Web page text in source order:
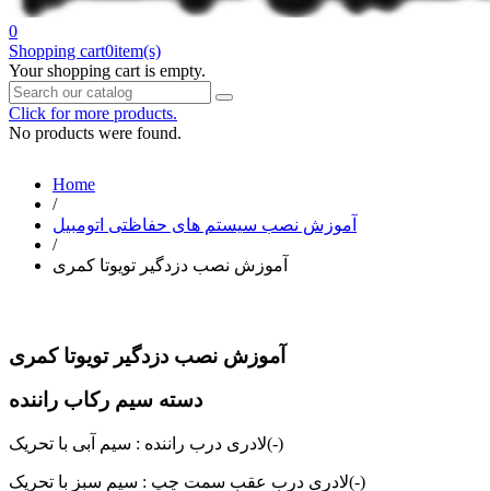
0
Shopping cart0item(s)
Your shopping cart is empty.
Click for more products.
No products were found.
Home
/
آموزش نصب سیستم های حفاظتی اتومبیل
/
آموزش نصب دزدگیر تویوتا کمری
آموزش نصب دزدگیر تویوتا کمری
دسته سیم رکاب راننده
لادری درب راننده : سیم آبی با تحریک(-)
لادری درب عقب سمت چپ : سیم سبز با تحریک(-)